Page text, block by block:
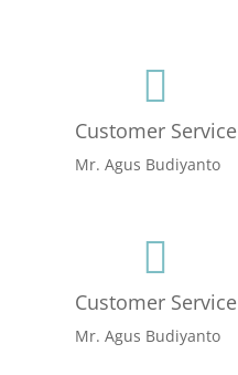

Customer Service
Mr. Agus Budiyanto

Customer Service
Mr. Agus Budiyanto